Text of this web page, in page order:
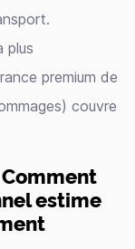
plus
premium de
couvre
estime